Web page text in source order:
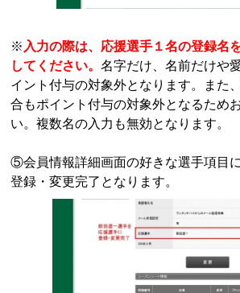
※ 入力の際は、応援選手１名の登録名
してください。名字だけ、名前だけや
イント付与の対象外となります。また
合もポイント付与の対象外となるため
い。複数名の入力も無効となります。
⑤会員情報詳細画面の好きな選手項目
登録・変更完了となります。